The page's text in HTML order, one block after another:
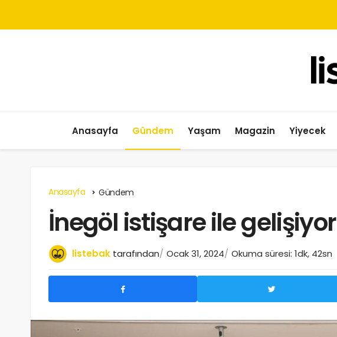
Anasayfa Gündem Yaşam Magazin Yiyecek
Anasayfa Gündem
İnegöl istişare ile gelişiyor
listebak tarafından Ocak 31, 2024 Okuma süresi: 1dk, 42sn